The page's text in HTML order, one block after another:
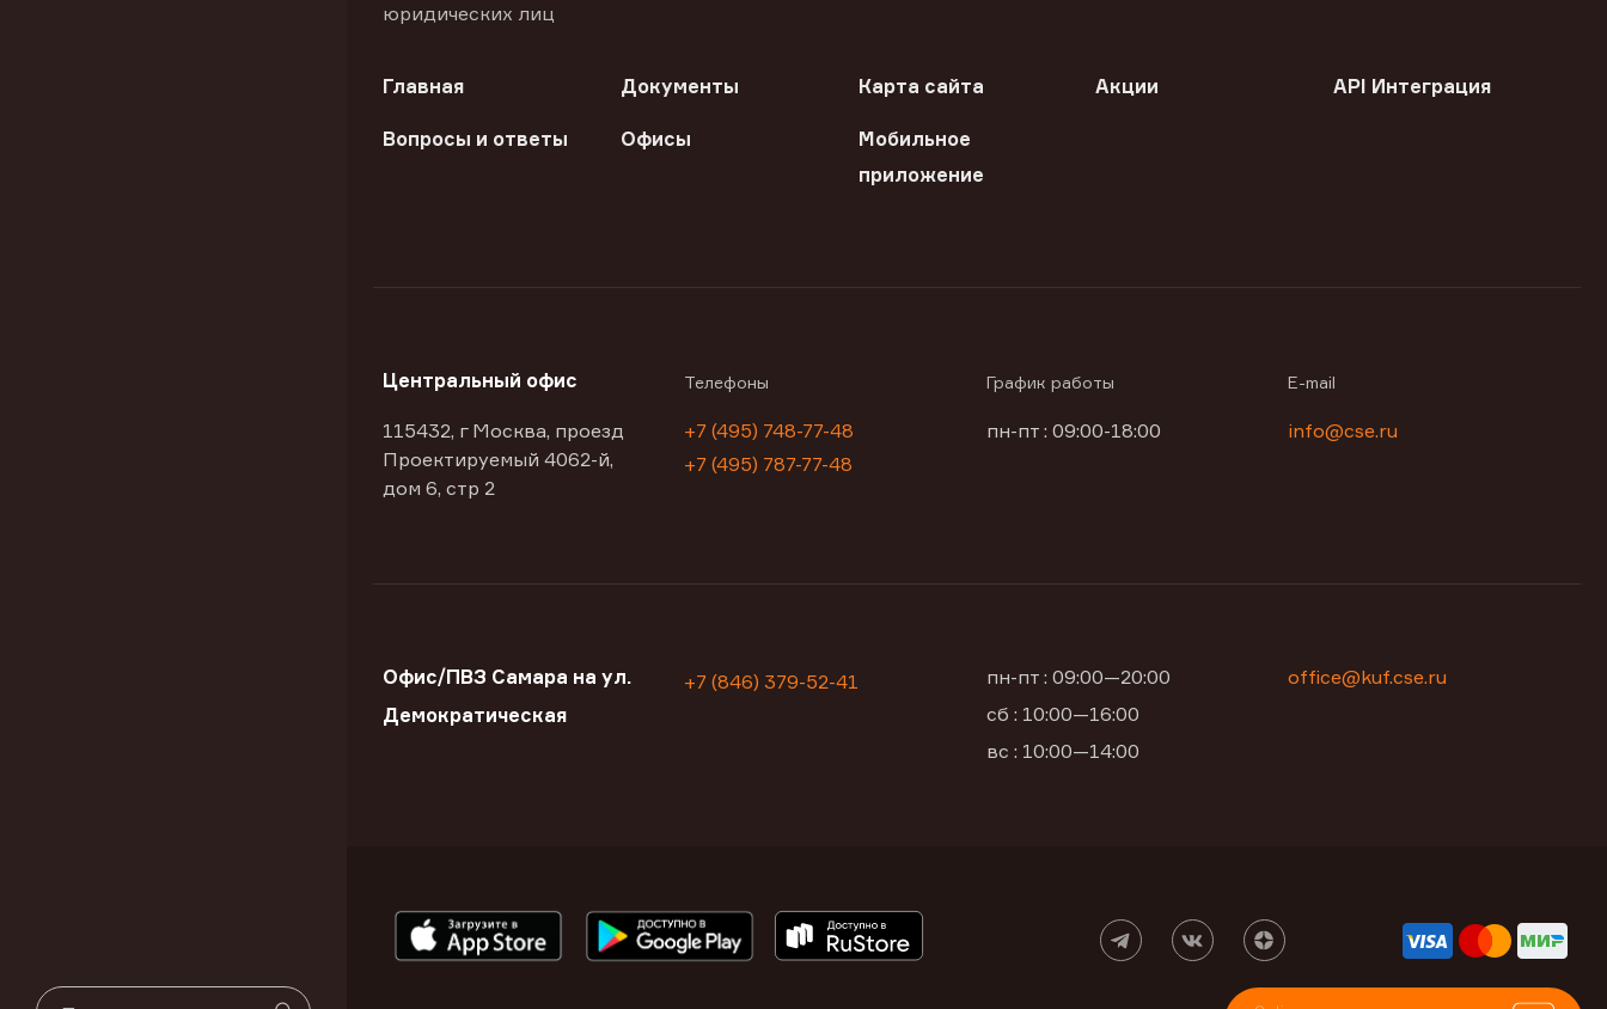
юридических лиц
Главная Документы Карта сайта Акции API Интеграция
Вопросы и ответы Офисы
Мобильное
приложение
Центральный офис
115432, г Москва, проезд
Проектируемый 4062-й,
дом 6, стр 2
Телефоны
+7 (495) 748-77-48
+7 (495) 787-77-48
График работы
пн-пт : 09:00-18:00
E-mail
info@cse.ru
Офис/ПВЗ Самара на ул.
Демократическая
+7 (846) 379-52-41
пн-пт : 09:00—20:00
сб : 10:00—16:00
вс : 10:00—14:00
office@kuf.cse.ru